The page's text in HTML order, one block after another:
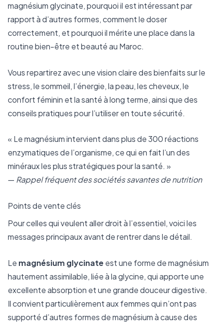
magnésium glycinate, pourquoi il est intéressant par
rapport à d’autres formes, comment le doser
correctement, et pourquoi il mérite une place dans la
routine bien-être et beauté au Maroc.
Vous repartirez avec une vision claire des bienfaits sur le
stress, le sommeil, l’énergie, la peau, les cheveux, le
confort féminin et la santé à long terme, ainsi que des
conseils pratiques pour l’utiliser en toute sécurité.
« Le magnésium intervient dans plus de 300 réactions
enzymatiques de l’organisme, ce qui en fait l’un des
minéraux les plus stratégiques pour la santé. »
— Rappel fréquent des sociétés savantes de nutrition
Points de vente clés
Pour celles qui veulent aller droit à l’essentiel, voici les
messages principaux avant de rentrer dans le détail.
Le magnésium glycinate est une forme de magnésium
hautement assimilable, liée à la glycine, qui apporte une
excellente absorption et une grande douceur digestive.
Il convient particulièrement aux femmes qui n’ont pas
supporté d’autres formes de magnésium à cause des